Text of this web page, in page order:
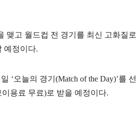
맺고 월드컵 전 경기를 최신 고화질로
예정이다.
‘오늘의 경기 (Match of the Day)’를
이용료 무료)로 받을 예정이다.